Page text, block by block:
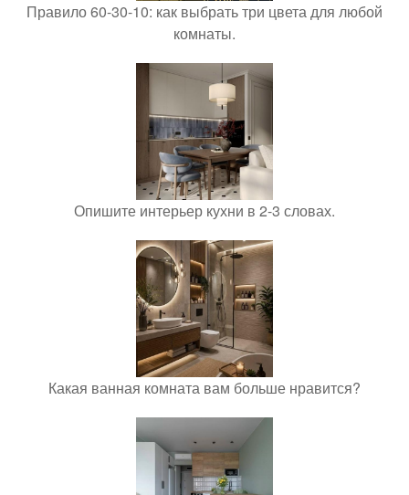
Правило 60-30-10: как выбрать три цвета для любой
комнаты.
Опишите интерьер кухни в 2-3 словах.
Какая ванная комната вам больше нравится?